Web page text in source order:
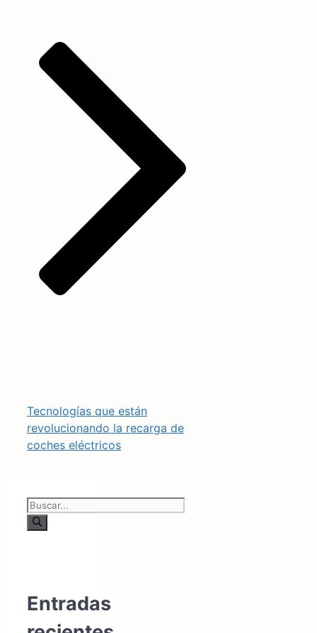
Tecnologías que están
revolucionando la recarga de
coches eléctricos
Buscar:
Entradas